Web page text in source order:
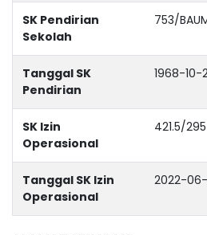
SK Pendirian
Sekolah
753/
Tanggal SK
Pendirian
1968-10-
SK Izin
Operasional
421.5/295
Tanggal SK Izin
Operasional
2022-